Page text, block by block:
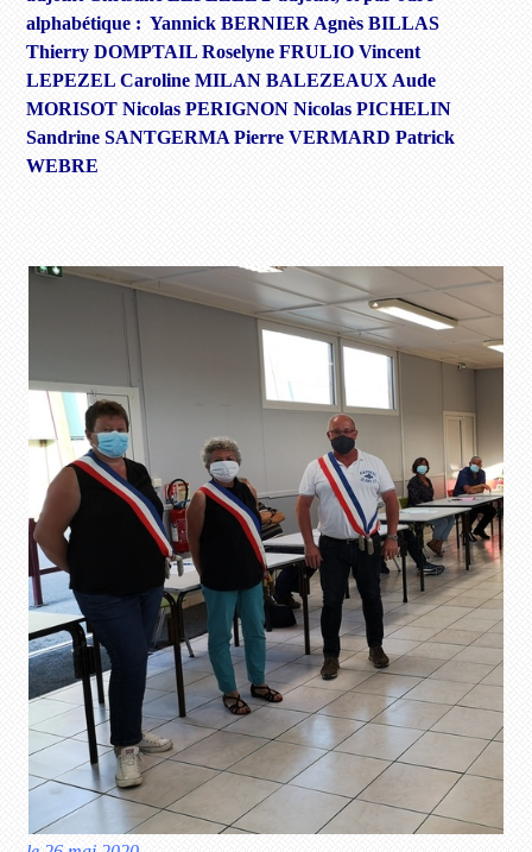
alphabétique : Yannick BERNIER Agnès BILLAS
Thierry DOMPTAIL Roselyne FRULIO Vincent
LEPEZEL Caroline MILAN BALEZEAUX Aude
MORISOT Nicolas PERIGNON Nicolas PICHELIN
Sandrine SANTGERMA Pierre VERMARD Patrick
WEBRE